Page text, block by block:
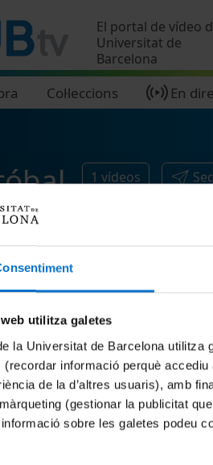
utilitza galetes
la Universitat de Barcelona
(recordar informació perquè
de la d’altres usuaris), amb
(gestionar la publicitat
sobre les galetes podeu
El portal de vídeo
Universitat de
Barcelona
Col·leccions En
1 vídeos